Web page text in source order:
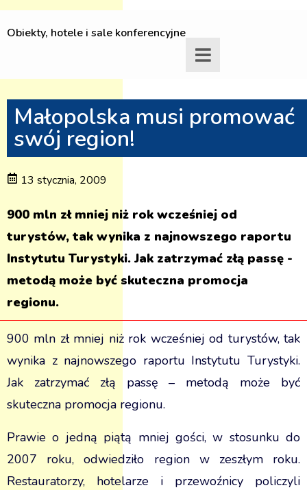
Obiekty, hotele i sale konferencyjne
Małopolska musi promować
swój region!
13 stycznia, 2009
900 mln zł mniej niż rok wcześniej od
turystów, tak wynika z najnowszego raportu
Instytutu Turystyki. Jak zatrzymać złą passę -
metodą może być skuteczna promocja
regionu.
900 mln zł mniej niż rok wcześniej od turystów, tak
wynika z najnowszego raportu Instytutu Turystyki.
Jak zatrzymać złą passę – metodą może być
skuteczna promocja regionu.
Prawie o jedną piątą mniej gości, w stosunku do
2007 roku, odwiedziło region w zeszłym roku.
Restauratorzy, hotelarze i przewoźnicy policzyli